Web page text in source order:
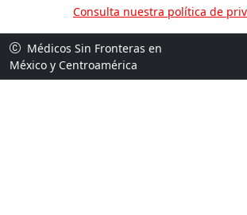
Consulta nuestra política de
Médicos Sin Fronteras en
México y Centroamérica